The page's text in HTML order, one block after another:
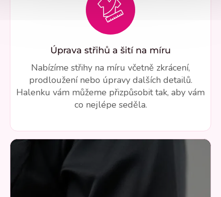
Úprava střihů a šití na míru
Nabízíme střihy na míru včetně zkrácení,
prodloužení nebo úpravy dalších detailů.
Halenku vám můžeme přizpůsobit tak, aby vám
co nejlépe seděla.